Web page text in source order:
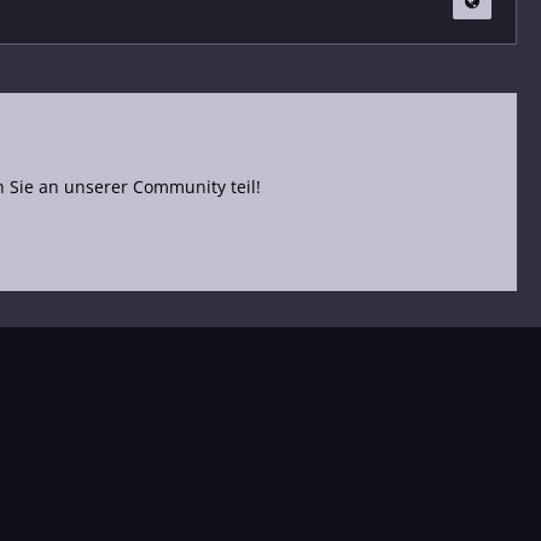
an unserer Community teil!